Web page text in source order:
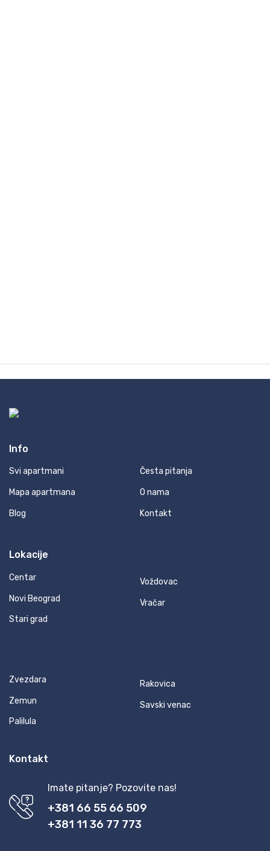
Info
Svi apartmani
Mapa apartmana
Blog
Česta pitanja
O nama
Kontakt
Lokacije
Centar
Novi Beograd
Stari grad
Voždovac
Vračar
Zvezdara
Zemun
Palilula
Rakovica
Savski venac
Kontakt
Imate pitanje? Pozovite nas!
+381 66 55 66 509
+381 11 36 77 773